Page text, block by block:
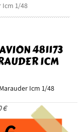
Icm 1/48
481173
ICM
Icm 1/48
€